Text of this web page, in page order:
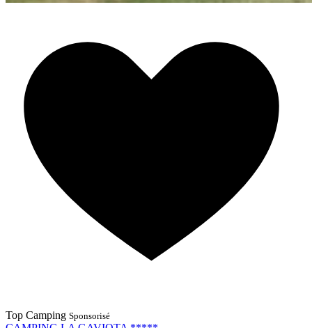
Top Camping Sponsorisé